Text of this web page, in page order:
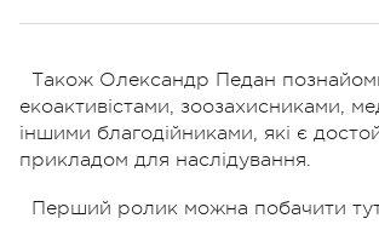
Також Олександр Педан
екоактивістами, зоозахисниками,
іншими благодійниками, які є
прикладом для наслідування.
Перший ролик можна побачити